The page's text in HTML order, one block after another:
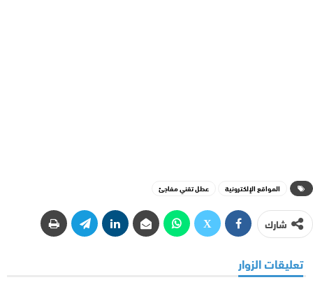
المواقع الإلكترونية عطل تقني مفاجئ
شارك
تعليقات الزوار